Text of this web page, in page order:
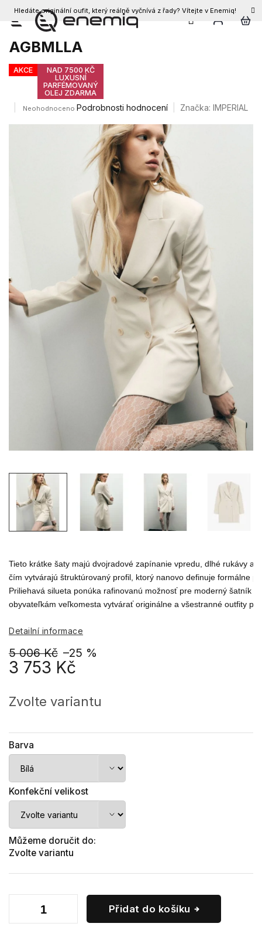
Přejít
obsah
Hledáte originální oufit, který reálně vyčnívá z řady? Vítejte v Enemiq!
CZK
Dámské šaty IMPERIAL
AGBMLLA
AKCE
NAD 7500 KČ
LUXUSNÍ
PARFÉMOVANÝ
OLEJ ZDARMA
Průměrné
Neohodnoceno Podrobnosti hodnocení Značka: IMPERIAL
5 006 Kč –25 %
3 753 Kč
cena:
Zvolte variantu
Barva
Konfekční velikost
Můžeme doručit do:
Zvolte variantu
Přidat do košíku
Tieto krátke šaty majú dvojradové zapínanie vpredu, dlhé rukávy a
čím vytvárajú štruktúrovaný profil, ktorý nanovo definuje formálne
Priliehavá silueta ponúka rafinovanú možnosť pre moderný šatník
obyvateľkám veľkomesta vytvárať originálne a všestranné outfity
Detailní informace